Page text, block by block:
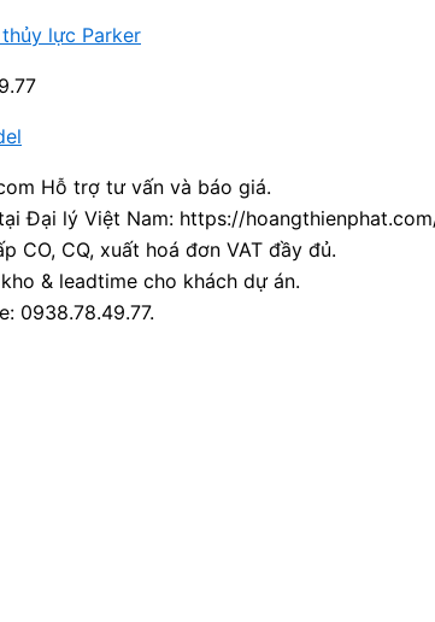
lực Parker
Hỗ trợ tư vấn và báo giá.
Đại lý Việt Nam: https://
CO, CQ, xuất hoá đơn VAT đầy đủ.
& leadtime cho khách dự án.
0938.78.49.77.